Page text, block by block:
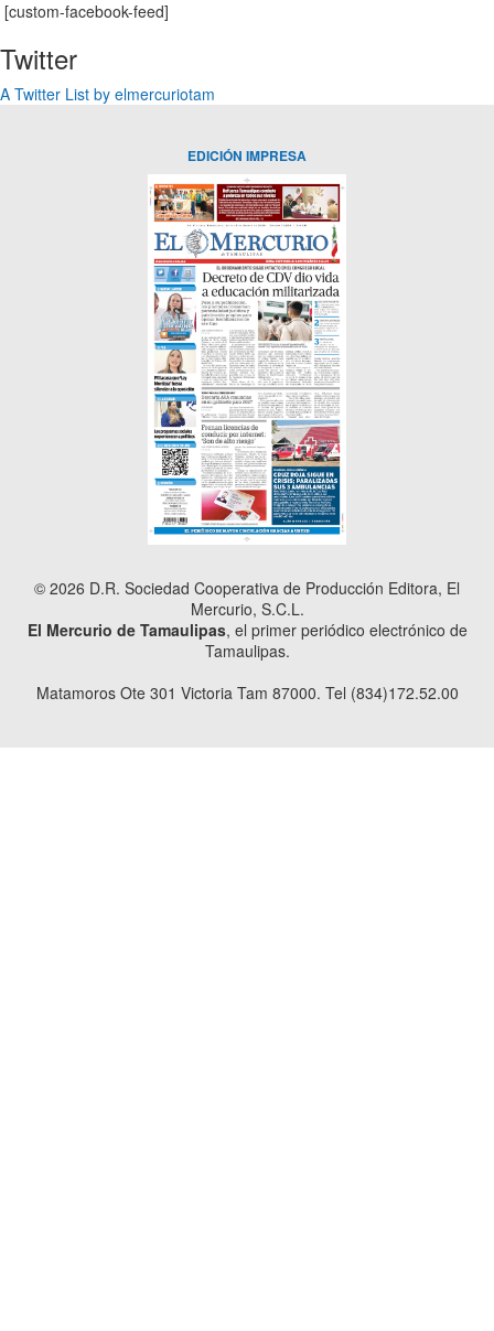
[custom-facebook-feed]
Twitter
A Twitter List by elmercuriotam
EDICIÓN IMPRESA
© 2026 D.R. Sociedad Cooperativa de Producción Editora, El
Mercurio, S.C.L.
El Mercurio de Tamaulipas, el primer periódico electrónico de
Tamaulipas.
Matamoros Ote 301 Victoria Tam 87000. Tel (834)172.52.00